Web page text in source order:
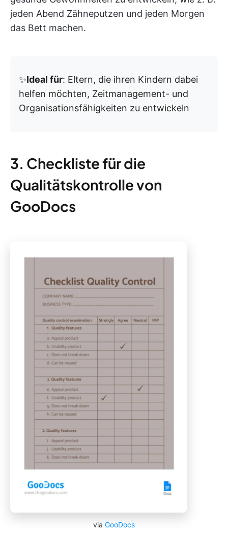
jeden Abend Zähneputzen und jeden Morgen
das Bett machen.
✨Ideal für: Eltern, die ihren Kindern dabei
helfen möchten, Zeitmanagement- und
Organisationsfähigkeiten zu entwickeln
3. Checkliste für die
Qualitätskontrolle von
GooDocs
via GooDocs